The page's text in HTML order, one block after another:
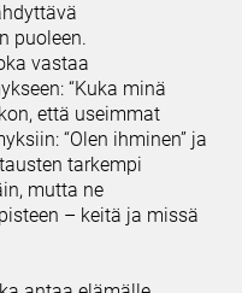
puoleen.
vastaa
“Kuka minä
että useimmat
“Olen ihminen” ja
tarkempi
mutta ne
– keitä ja missä